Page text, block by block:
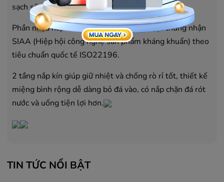
sạch sẽ, luôn như mới.
Phần nhựa nắp được xử lý kháng khuẩn đạt chứng nhận
SIAA (Hiệp hội công nghệ sản phẩm kháng khuẩn) theo
tiêu chuẩn quốc tế ISO22196.
2 tầng nắp kín giúp giữ nhiệt và chống rò rỉ tốt, thiết kế
miệng bình rộng dễ dàng bỏ đá vào, có nắp chặn đá rót
nước và uống tiện lợi hơn.
TIN TỨC NỔI BẬT